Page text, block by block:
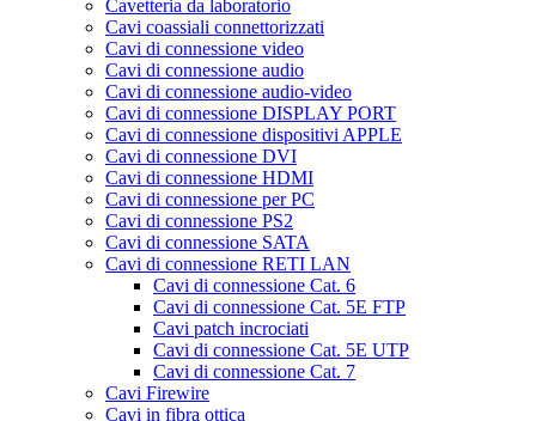
Cavetteria da laboratorio
Cavi coassiali connettorizzati
Cavi di connessione video
Cavi di connessione audio
Cavi di connessione audio-video
Cavi di connessione DISPLAY PORT
Cavi di connessione dispositivi APPLE
Cavi di connessione DVI
Cavi di connessione HDMI
Cavi di connessione per PC
Cavi di connessione PS2
Cavi di connessione SATA
Cavi di connessione RETI LAN
Cavi di connessione Cat. 6
Cavi di connessione Cat. 5E FTP
Cavi patch incrociati
Cavi di connessione Cat. 5E UTP
Cavi di connessione Cat. 7
Cavi Firewire
Cavi in fibra ottica